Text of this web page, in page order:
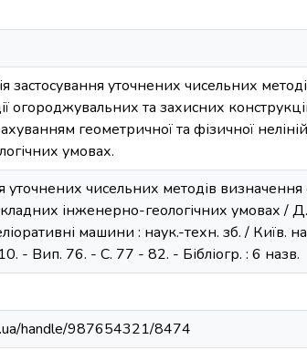
застосування уточнених чисельних
огороджувальних та захисних
геометричної та фізичної
умовах.
чисельних методів визначення
складних інженерно-геологічних умовах /
машини : наук.-техн. зб. / Київ.
- Вип. 76. - С. 77 - 82. - Бібліогр. : 6 назв.
handle/987654321/8474